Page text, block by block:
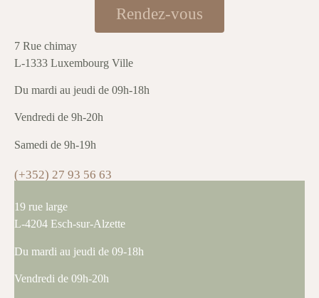
Rendez-vous
7 Rue chimay
L-1333 Luxembourg Ville
Du mardi au jeudi de 09h-18h
Vendredi de 9h-20h
Samedi de 9h-19h
(+352) 27 93 56 63
19 rue large
L-4204 Esch-sur-Alzette
Du mardi au jeudi de 09-18h
Vendredi de 09h-20h